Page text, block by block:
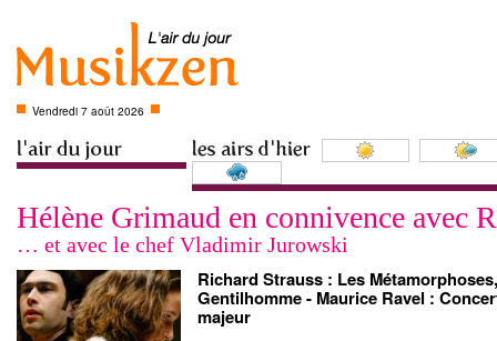
Vendredi 7 août 2026
Hélène Grimaud en connivence avec
… et avec le chef Vladimir Jurowski
Richard Strauss : Les
Gentilhomme - Maurice Ravel :
majeur